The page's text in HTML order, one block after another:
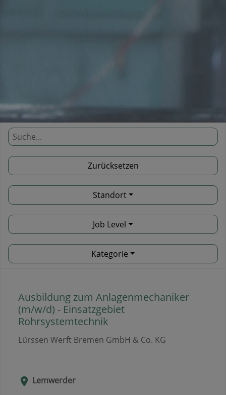
Standort
Job Level
Kategorie
Ausbildung zum Anlagenmechaniker
(m/w/d) - Einsatzgebiet
Rohrsystemtechnik
Lürssen Werft Bremen GmbH & Co. KG
Lemwerder